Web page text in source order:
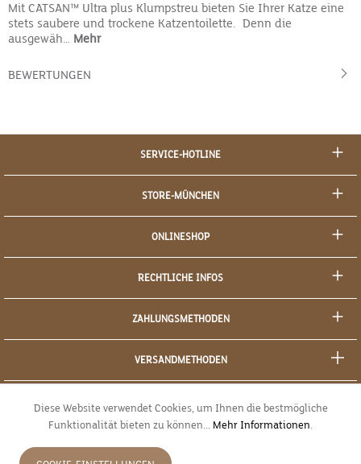
Mit CATSAN™ Ultra plus Klumpstreu bieten Sie Ihrer Katze eine
stets saubere und trockene Katzentoilette. Denn die
ausgewäh… Mehr
BEWERTUNGEN
SERVICE-HOTLINE
STORE-MÜNCHEN
ONLINESHOP
RECHTLICHE INFOS
ZAHLUNGSMETHODEN
VERSANDMETHODEN
Diese Website verwendet Cookies, um Ihnen die bestmögliche
Funktionalität bieten zu können... Mehr Informationen.